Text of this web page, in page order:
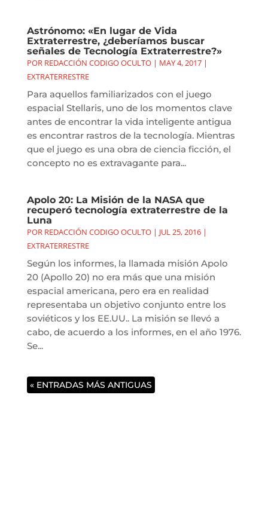
Astrónomo: «En lugar de Vida
Extraterrestre, ¿deberíamos buscar
señales de Tecnología Extraterrestre?»
POR REDACCIÓN CODIGO OCULTO| MAY 4, 2017|
EXTRATERRESTRE
Para aquellos familiarizados con el juego
espacial Stellaris, uno de los momentos clave
antes de encontrar la vida inteligente antigua
es encontrar rastros de la tecnología. Mientras
que el juego es una obra de ciencia ficción, el
concepto no es extravagante para...
Apolo 20: La Misión de la NASA que
recuperó tecnología extraterrestre de la
Luna
POR REDACCIÓN CODIGO OCULTO| JUL 25, 2016|
EXTRATERRESTRE
Según los informes, la llamada misión Apolo
20 (Apollo 20) no era más que una misión
espacial americana, pero era en realidad
representaba un objetivo conjunto entre los
soviéticos y los EE.UU.. La misión se llevó a
cabo, de acuerdo a los informes, en el año 1976.
Se...
« ENTRADAS MÁS ANTIGUAS